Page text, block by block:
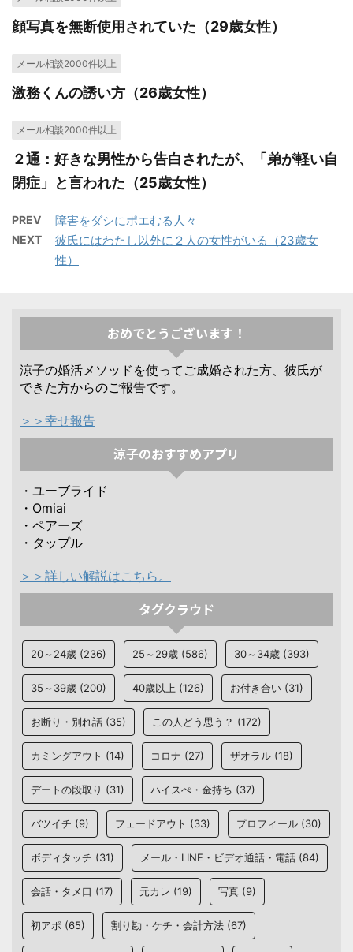
顔写真を無断使用されていた（29歳女性）
メール相談2000件以上
激務くんの誘い方（26歳女性）
メール相談2000件以上
２通：好きな男性から告白されたが、「弟が軽い自
閉症」と言われた（25歳女性）
PREV 障害をダシにポエむる人々
NEXT
彼氏にはわたし以外に２人の女性がいる（23歳女
性）
おめでとうございます！
涼子の婚活メソッドを使ってご成婚された方、彼氏が
できた方からのご報告です。
＞＞幸せ報告
涼子のおすすめアプリ
・ユーブライド
・Omiai
・ペアーズ
・タップル
＞＞詳しい解説はこちら。
タグクラウド
20～24歳 (236) 25～29歳 (586) 30～34歳 (393)
35～39歳 (200) 40歳以上 (126) お付き合い (31)
お断り・別れ話 (35) この人どう思う？ (172)
カミングアウト (14) コロナ (27) ザオラル (18)
デートの段取り (31) ハイスぺ・金持ち (37)
バツイチ (9) フェードアウト (33) プロフィール (30)
ボディタッチ (31) メール・LINE・ビデオ通話・電話 (84)
会話・タメ口 (17) 元カレ (19) 写真 (9)
初アポ (65) 割り勘・ケチ・会計方法 (67)